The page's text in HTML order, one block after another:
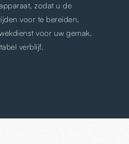
zodat u de
voor te bereiden.
voor uw gemak.
verblijf.